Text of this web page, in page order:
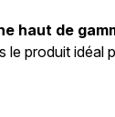
haut de
le produit idéal